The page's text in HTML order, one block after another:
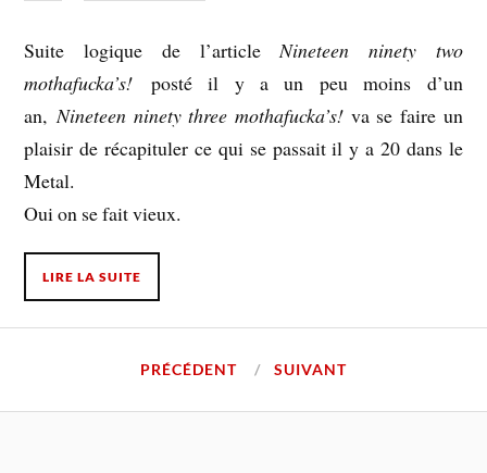
Suite logique de l’article Nineteen ninety two
mothafucka’s! posté il y a un peu moins d’un
an, Nineteen ninety three mothafucka’s! va se faire un
plaisir de récapituler ce qui se passait il y a 20 dans le
Metal.
Oui on se fait vieux.
LIRE LA SUITE
PRÉCÉDENT SUIVANT